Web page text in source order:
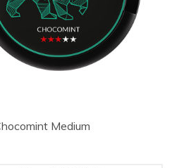
Medium